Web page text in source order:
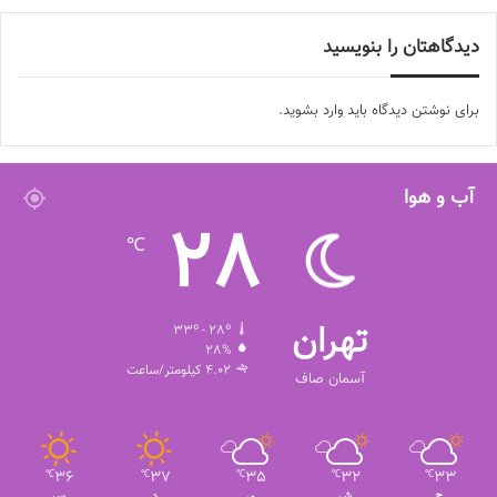
دیدگاهتان را بنویسید
برای نوشتن دیدگاه باید وارد بشوید.
آب و هوا
تهران
آسمان صاف
28
℃
33º - 28º
28%
4.02 کیلومتر/ساعت
33
℃
32
℃
35
℃
37
℃
36
℃